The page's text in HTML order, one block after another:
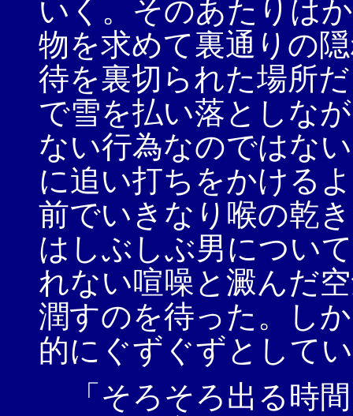
いく。そのあたりは
物を求めて裏通りの
待を裏切られた場所
で雪を払い落としな
ない行為なのではな
に追い打ちをかける
前でいきなり喉の乾
はしぶしぶ男につい
れない喧噪と澱んだ
潤すのを待った。し
的にぐずぐずとして
「そろそろ出る時